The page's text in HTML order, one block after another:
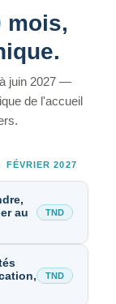
mois,
juin 2027 —
de l'accueil
FÉVRIER 2027
au
TND
TND